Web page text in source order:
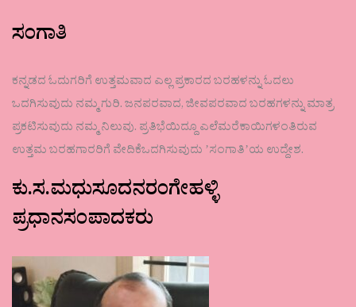
ಸಂಗಾತಿ
ಕನ್ನಡದ ಓದುಗರಿಗೆ ಉತ್ತಮವಾದ ಎಲ್ಲ ಪ್ರಕಾರದ ಬರಹಳನ್ನು ಓದಲು
ಒದಗಿಸುವುದು ನಮ್ಮ ಗುರಿ. ಜನಪರವಾದ, ಜೀವಪರವಾದ ಬರಹಗಳನ್ನು ಮಾತ್ರ
ಪ್ರಕಟಿಸುವುದು ನಮ್ಮ ನಿಲುವು. ಪ್ರತಿಭೆಯಿದ್ದೂ ಎಲೆಮರೆಕಾಯಿಗಳಂತಿರುವ
ಉತ್ತಮ ಬರಹಗಾರರಿಗೆ ವೇದಿಕೆಒದಗಿಸುವುದು ʼಸಂಗಾತಿʼಯ ಉದ್ದೇಶ.
ಕು.ಸ.ಮಧುಸೂದನರಂಗೇಹಳ್ಳಿ
ಪ್ರಧಾನಸಂಪಾದಕರು